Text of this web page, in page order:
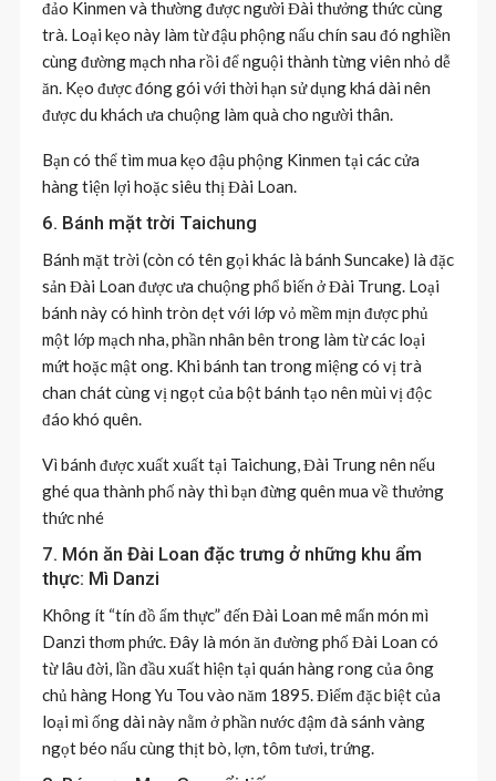
đảo Kinmen và thường được người Đài thưởng thức cùng
trà. Loại kẹo này làm từ đậu phộng nấu chín sau đó nghiền
cùng đường mạch nha rồi để nguội thành từng viên nhỏ dễ
ăn. Kẹo được đóng gói với thời hạn sử dụng khá dài nên
được du khách ưa chuộng làm quà cho người thân.
Bạn có thể tìm mua kẹo đậu phộng Kinmen tại các cửa
hàng tiện lợi hoặc siêu thị Đài Loan.
6. Bánh mặt trời Taichung
Bánh mặt trời (còn có tên gọi khác là bánh Suncake) là đặc
sản Đài Loan được ưa chuộng phổ biến ở Đài Trung. Loại
bánh này có hình tròn dẹt với lớp vỏ mềm mịn được phủ
một lớp mạch nha, phần nhân bên trong làm từ các loại
mứt hoặc mật ong. Khi bánh tan trong miệng có vị trà
chan chát cùng vị ngọt của bột bánh tạo nên mùi vị độc
đáo khó quên.
Vì bánh được xuất xuất tại Taichung, Đài Trung nên nếu
ghé qua thành phố này thì bạn đừng quên mua về thưởng
thức nhé
7. Món ăn Đài Loan đặc trưng ở những khu ẩm
thực: Mì Danzi
Không ít “tín đồ ẩm thực” đến Đài Loan mê mẩn món mì
Danzi thơm phức. Đây là món ăn đường phố Đài Loan có
từ lâu đời, lần đầu xuất hiện tại quán hàng rong của ông
chủ hàng Hong Yu Tou vào năm 1895. Điểm đặc biệt của
loại mì ống dài này nằm ở phần nước đậm đà sánh vàng
ngọt béo nấu cùng thịt bò, lợn, tôm tươi, trứng.